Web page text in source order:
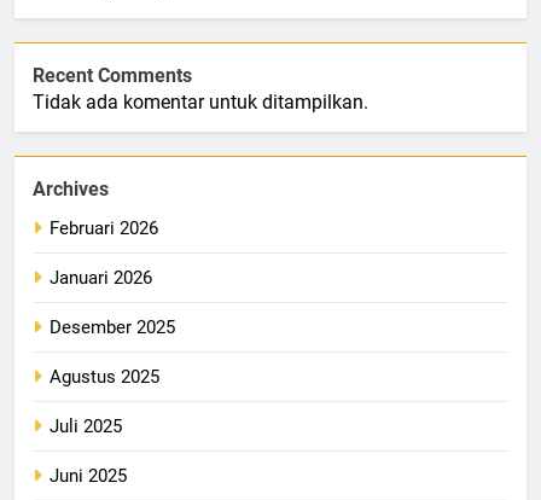
Recent Comments
Tidak ada komentar untuk ditampilkan.
Archives
Februari 2026
Januari 2026
Desember 2025
Agustus 2025
Juli 2025
Juni 2025